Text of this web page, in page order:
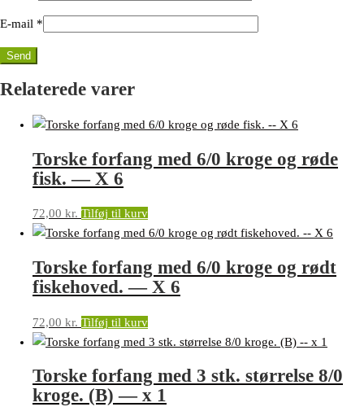
E-mail *
Relaterede varer
Torske forfang med 6/0 kroge og røde
fisk. — X 6
72,00 kr. Tilføj til kurv
Torske forfang med 6/0 kroge og rødt
fiskehoved. — X 6
72,00 kr. Tilføj til kurv
Torske forfang med 3 stk. størrelse 8/0
kroge. (B) — x 1